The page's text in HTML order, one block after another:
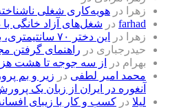
زهرا
در هویه‌کاری شغلی
farhad در شغل‌های آزاد خانگی
زهرا
در
این دختر ۷۰ سانتیمتری، یک کارآفرین نمونه است
حیدرجباری در راهنمای گرفتن
بهرام در
از سه جوجه تا هشت
محمد امیر لطفی در زیر و بم
آنغوره در ایران از زبان یک
لیلا در کسب و کار با زیبای